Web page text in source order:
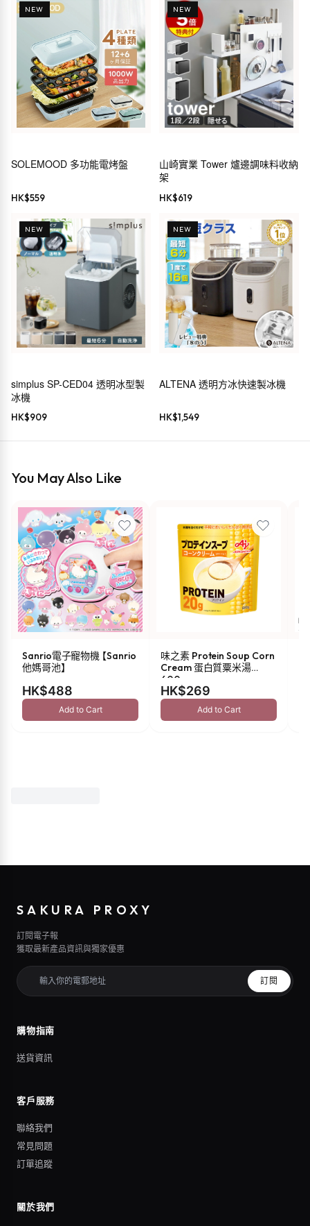
NEW
SOLEMOOD 多功能電烤盤
HK$559
NEW
山崎實業 Tower 爐邊調味料收納
架
HK$619
NEW
simplus SP-CED04 透明冰型製
冰機
HK$909
NEW
ALTENA 透明方冰快速製冰機
HK$1,549
You May Also Like
Sanrio電子寵物機 【Sanrio
他媽哥池】
HK$488
Add to Cart
味之素 Protein Soup Corn
Cream 蛋白質粟米湯
600g
HK$269
Add to Cart
SAKURA PROXY
訂閱電子報
獲取最新產品資訊與獨家優惠
訂閱
購物指南
送貨資訊
客戶服務
聯絡我們
常見問題
訂單追蹤
關於我們